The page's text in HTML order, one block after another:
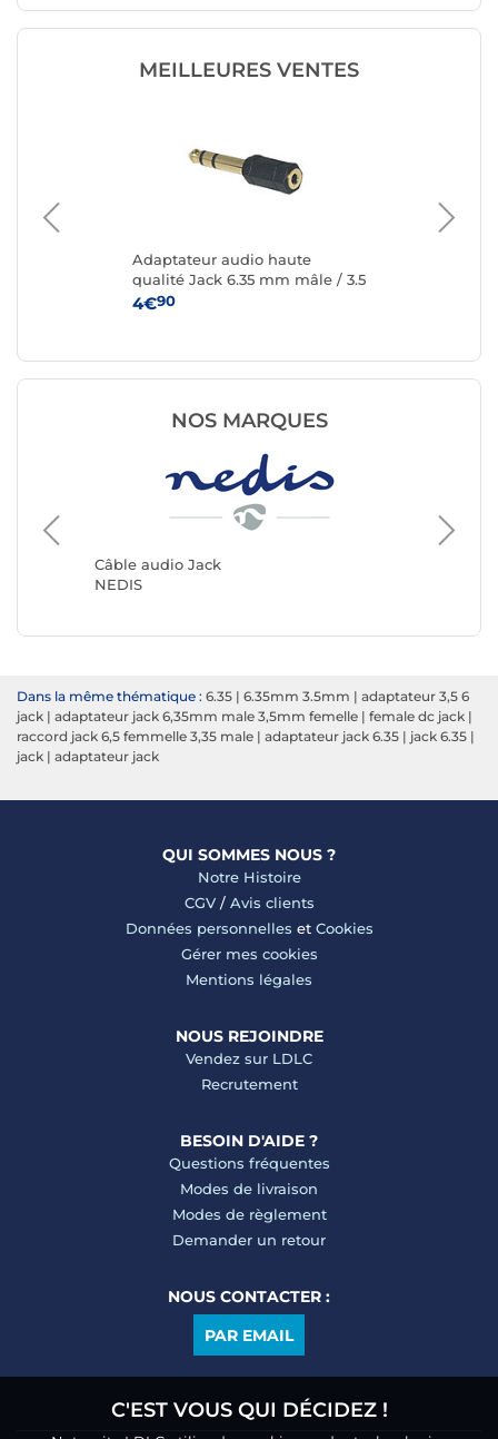
MEILLEURES VENTES
Adaptateur audio haute
qualité Jack 6.35 mm mâle / 3.5
mm femelle
4€90
NOS MARQUES
Câble audio Jack
NEDIS
Dans la même thématique : 6.35 | 6.35mm 3.5mm | adaptateur 3,5 6
jack | adaptateur jack 6,35mm male 3,5mm femelle | female dc jack |
raccord jack 6,5 femmelle 3,35 male | adaptateur jack 6.35 | jack 6.35 |
jack | adaptateur jack
QUI SOMMES NOUS ?
Notre Histoire
CGV/ Avis clients
Données personnelles et Cookies
Gérer mes cookies
Mentions légales
NOUS REJOINDRE
Vendez sur LDLC
Recrutement
BESOIN D'AIDE ?
Questions fréquentes
Modes de livraison
Modes de règlement
Demander un retour
NOUS CONTACTER :
PAR EMAIL
C'EST VOUS QUI DÉCIDEZ !